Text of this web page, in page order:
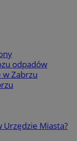
odpadów
w Zabrzu
Urzędzie Miasta?